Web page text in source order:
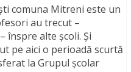
comuna Mitreni este un
au trecut –
înspre alte şcoli. Și
pe aici o perioadă scurtă
la Grupul şcolar